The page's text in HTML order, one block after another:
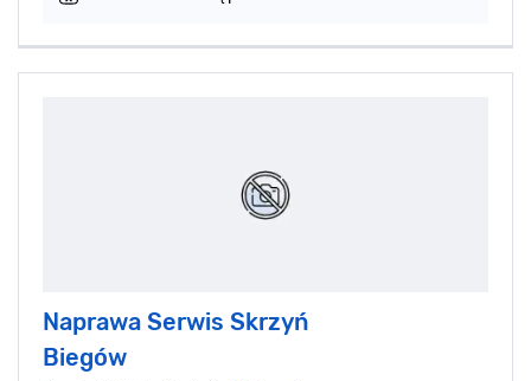
Naprawa Serwis Skrzyń
Biegów